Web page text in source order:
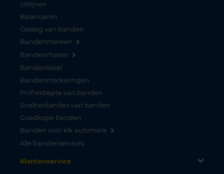
Uitlijnen
Balanceren
Opslag van banden
Bandenmerken
Bandenmaten
Bandenlabel
Bandenmarkeringen
Profieldiepte van banden
Snelheidsindex van banden
Goedkope banden
Banden voor elk automerk
Alle bandenservices
Klantenservice